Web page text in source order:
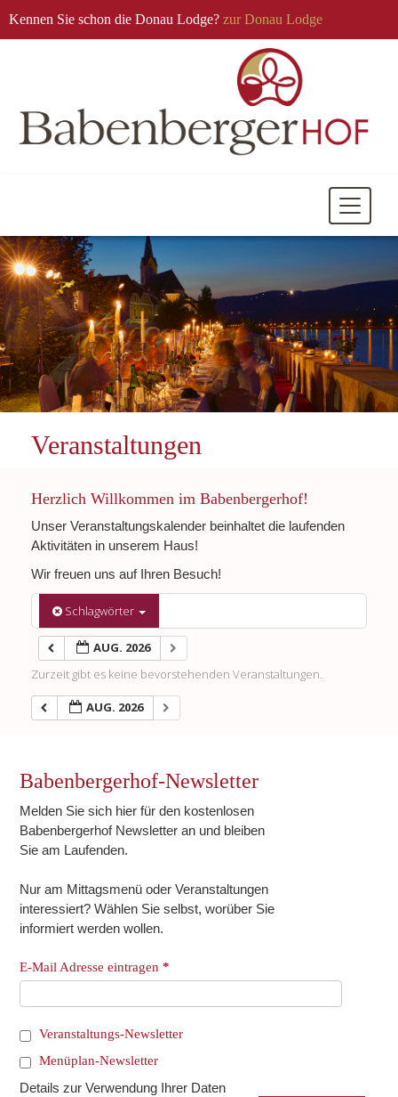
Kennen Sie schon die Donau Lodge? zur Donau Lodge
Mobile
Veranstaltungen
Herzlich Willkommen im Babenbergerhof!
Unser Veranstaltungskalender beinhaltet die laufenden
Aktivitäten in unserem Haus!
Wir freuen uns auf Ihren Besuch!
Schlagwörter
AUG. 2026
Zurzeit gibt es keine bevorstehenden Veranstaltungen.
AUG. 2026
Babenbergerhof-Newsletter
Melden Sie sich hier für den kostenlosen
Babenbergerhof Newsletter an und bleiben
Sie am Laufenden.
Nur am Mittagsmenü oder Veranstaltungen
interessiert? Wählen Sie selbst, worüber Sie
informiert werden wollen.
E-Mail Adresse eintragen*
Veranstaltungs-Newsletter
Menüplan-Newsletter
Details zur Verwendung Ihrer Daten